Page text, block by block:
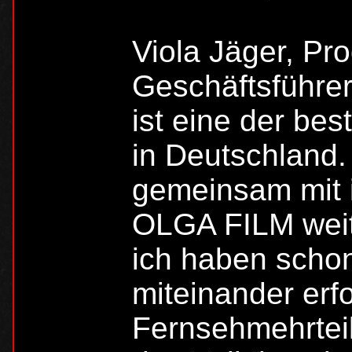
Viola Jäger,
ist eine der
in
gemeinsam
OLGA FILM
ich haben
miteinander